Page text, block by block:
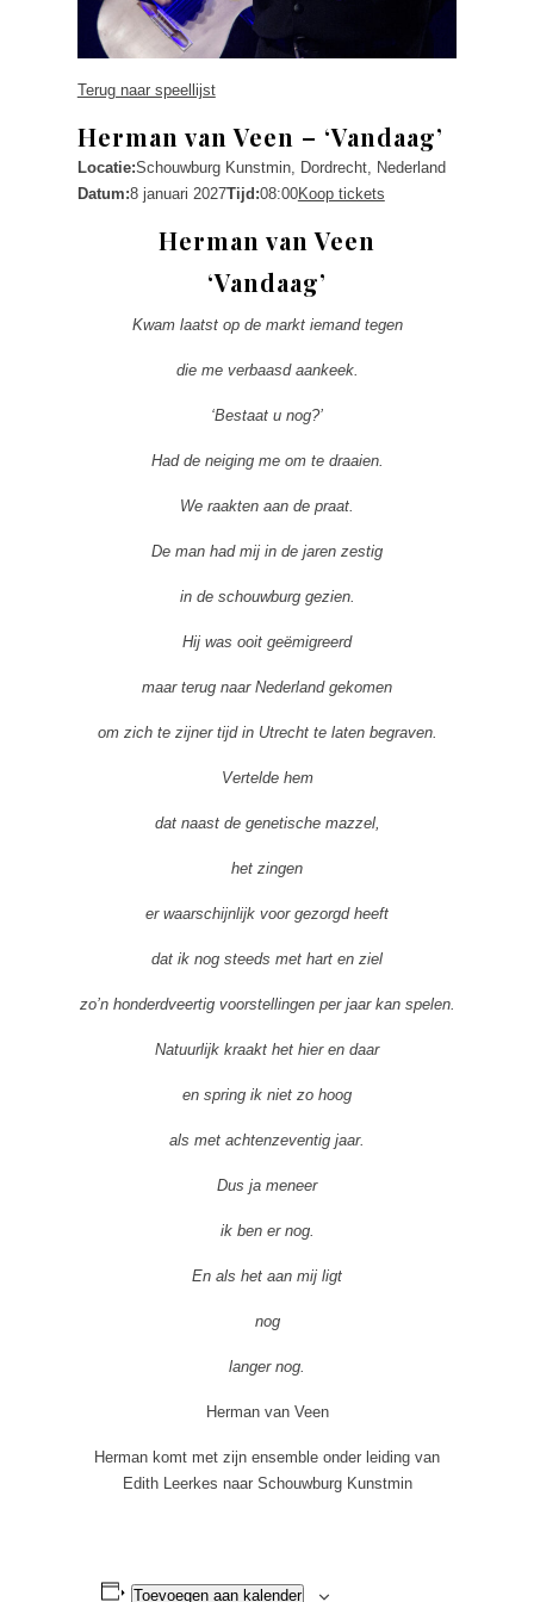
Terug naar speellijst
Herman van Veen – ‘Vandaag’
Locatie:Schouwburg Kunstmin, Dordrecht, Nederland
Datum:8 januari 2027Tijd:08:00Koop tickets
Herman van Veen
‘Vandaag’
Kwam laatst op de markt iemand tegen
die me verbaasd aankeek.
‘Bestaat u nog?’
Had de neiging me om te draaien.
We raakten aan de praat.
De man had mij in de jaren zestig
in de schouwburg gezien.
Hij was ooit geëmigreerd
maar terug naar Nederland gekomen
om zich te zijner tijd in Utrecht te laten begraven.
Vertelde hem
dat naast de genetische mazzel,
het zingen
er waarschijnlijk voor gezorgd heeft
dat ik nog steeds met hart en ziel
zo’n honderdveertig voorstellingen per jaar kan spelen.
Natuurlijk kraakt het hier en daar
en spring ik niet zo hoog
als met achtenzeventig jaar.
Dus ja meneer
ik ben er nog.
En als het aan mij ligt
nog
langer nog.
Herman van Veen
Herman komt met zijn ensemble onder leiding van
Edith Leerkes naar Schouwburg Kunstmin
Toevoegen aan kalender